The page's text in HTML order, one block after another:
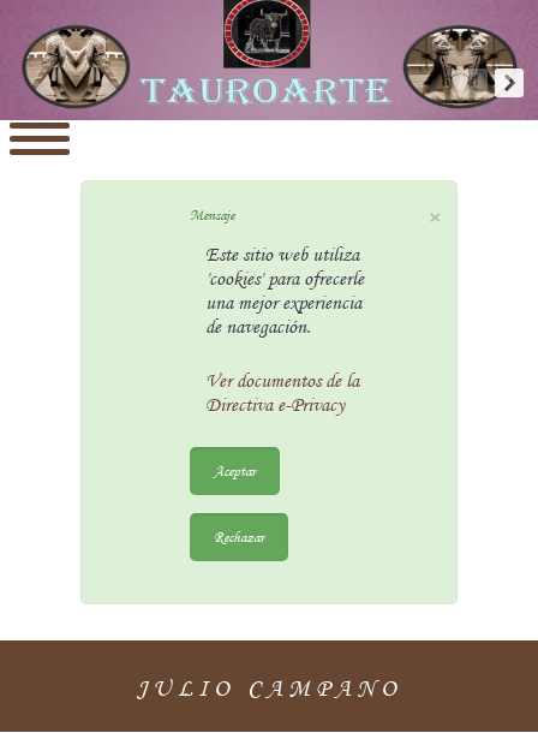
×
Mensaje
Este sitio web utiliza
'cookies' para ofrecerle
una mejor experiencia
de navegación.
Ver documentos de la
Directiva e-Privacy
Aceptar
Rechazar
JULIO CAMPANO